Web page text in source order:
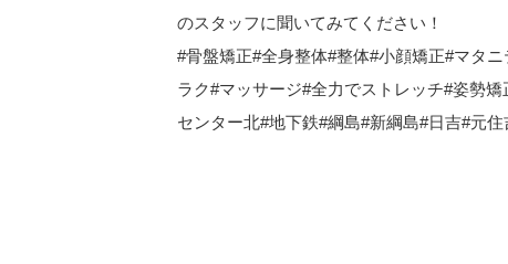
のスタッフに聞いてみてください！
#骨盤矯正#全身整体#整体#小顔矯正#マタ
ラク#マッサージ#全力でストレッチ#姿勢
センター北#地下鉄#綱島#新綱島#日吉#元